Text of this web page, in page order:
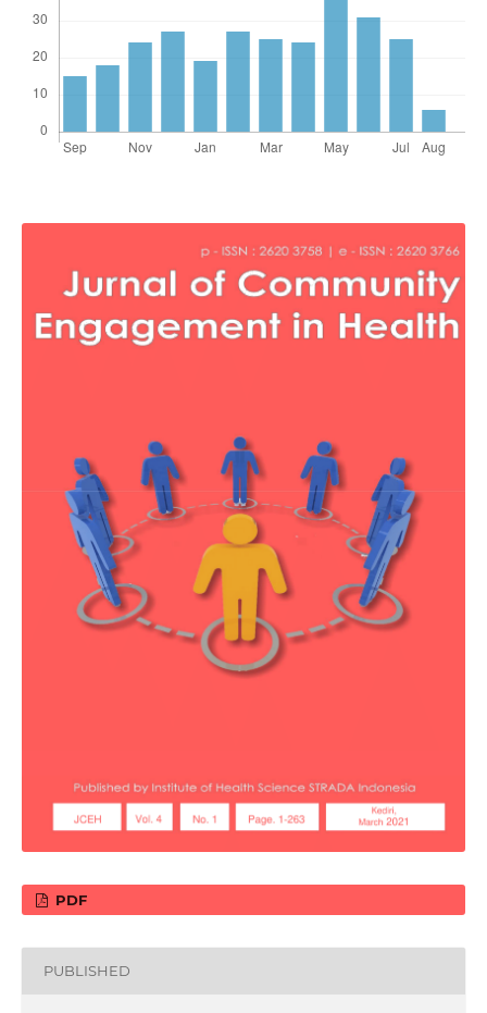
PDF
PUBLISHED